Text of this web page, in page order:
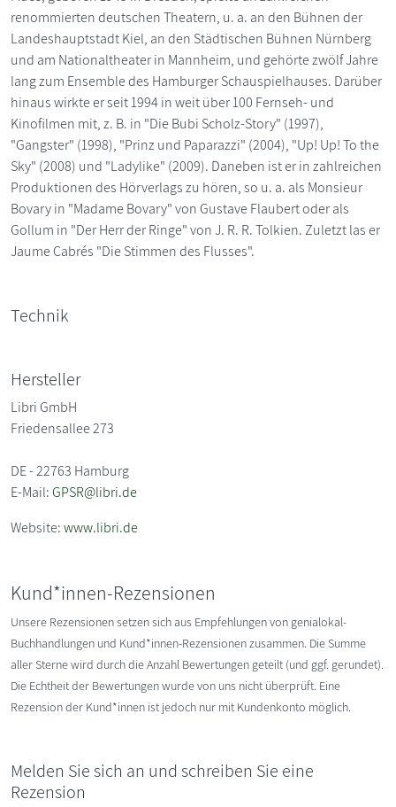
renommierten deutschen Theatern, u. a. an den Bühnen der
Landeshauptstadt Kiel, an den Städtischen Bühnen Nürnberg
und am Nationaltheater in Mannheim, und gehörte zwölf Jahre
lang zum Ensemble des Hamburger Schauspielhauses. Darüber
hinaus wirkte er seit 1994 in weit über 100 Fernseh- und
Kinofilmen mit, z. B. in "Die Bubi Scholz-Story" (1997),
"Gangster" (1998), "Prinz und Paparazzi" (2004), "Up! Up! To the
Sky" (2008) und "Ladylike" (2009). Daneben ist er in zahlreichen
Produktionen des Hörverlags zu hören, so u. a. als Monsieur
Bovary in "Madame Bovary" von Gustave Flaubert oder als
Gollum in "Der Herr der Ringe" von J. R. R. Tolkien. Zuletzt las er
Jaume Cabrés "Die Stimmen des Flusses".
Technik
Hersteller
Libri GmbH
Friedensallee 273
DE - 22763 Hamburg
E-Mail:GPSR@libri.de
Website:www.libri.de
Kund*innen-Rezensionen
Unsere Rezensionen setzen sich aus Empfehlungen von genialokal-
Buchhandlungen und Kund*innen-Rezensionen zusammen. Die Summe
aller Sterne wird durch die Anzahl Bewertungen geteilt (und ggf. gerundet).
Die Echtheit der Bewertungen wurde von uns nicht überprüft. Eine
Rezension der Kund*innen ist jedoch nur mit Kundenkonto möglich.
Melden Sie sich an und schreiben Sie eine
Rezension